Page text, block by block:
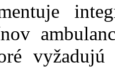
vyžadujú